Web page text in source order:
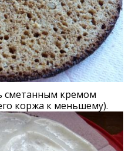
сметанным кремом
коржа к меньшему).